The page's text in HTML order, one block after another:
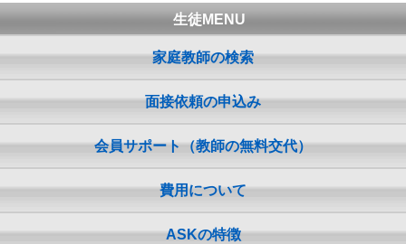
生徒MENU
家庭教師の検索
面接依頼の申込み
会員サポート（教師の無料交代）
費用について
ASKの特徴